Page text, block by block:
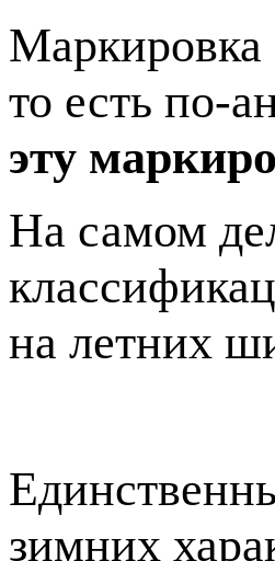
то есть по-
эту
На самом
на летних
зимних